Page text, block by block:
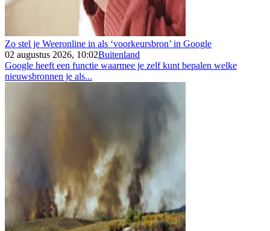
Zo stel je Weeronline in als ‘voorkeursbron’ in Google
02 augustus 2026, 10:02Buitenland
Google heeft een functie waarmee je zelf kunt bepalen welke
nieuwsbronnen je als...